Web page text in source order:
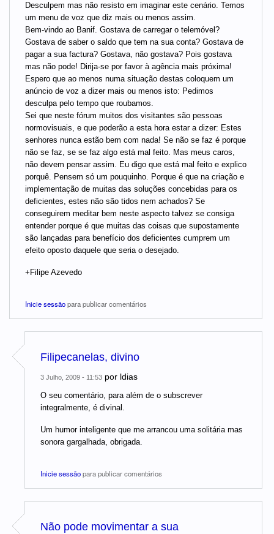
Desculpem mas não resisto em imaginar este cenário. Temos
um menu de voz que diz mais ou menos assim.
Bem-vindo ao Banif. Gostava de carregar o telemóvel?
Gostava de saber o saldo que tem na sua conta? Gostava de
pagar a sua factura? Gostava, não gostava? Pois gostava
mas não pode! Dirija-se por favor à agência mais próxima!
Espero que ao menos numa situação destas coloquem um
anúncio de voz a dizer mais ou menos isto: Pedimos
desculpa pelo tempo que roubamos.
Sei que neste fórum muitos dos visitantes são pessoas
normovisuais, e que poderão a esta hora estar a dizer: Estes
senhores nunca estão bem com nada! Se não se faz é porque
não se faz, se se faz algo está mal feito. Mas meus caros,
não devem pensar assim. Eu digo que está mal feito e explico
porquê. Pensem só um pouquinho. Porque é que na criação e
implementação de muitas das soluções concebidas para os
deficientes, estes não são tidos nem achados? Se
conseguirem meditar bem neste aspecto talvez se consiga
entender porque é que muitas das coisas que supostamente
são lançadas para benefício dos deficientes cumprem um
efeito oposto daquele que seria o desejado.
+Filipe Azevedo
Inicie sessãopara publicar comentários
Filipecanelas, divino
3 Julho, 2009 - 11:53 por ldias
O seu comentário, para além de o subscrever
integralmente, é divinal.
Um humor inteligente que me arrancou uma solitária mas
sonora gargalhada, obrigada.
Inicie sessãopara publicar comentários
Não pode movimentar a sua